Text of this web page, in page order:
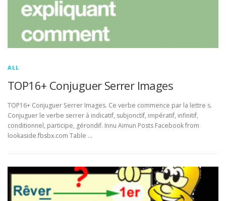
ALL
TOP16+ Conjuguer Serrer Images
TOP16+ Conjuguer Serrer Images. Ce verbe commence par la lettre s.
Conjuguer le verbe serrer à indicatif, subjonctif, impératif, infinitif,
conditionnel, participe, gérondif. Innu Aimun Posts Facebook from
lookaside.fbsbx.com Table …